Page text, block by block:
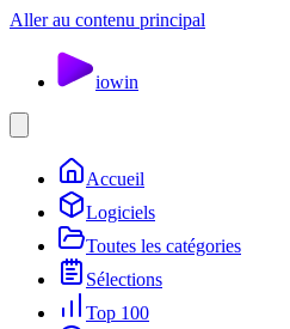
Aller au contenu principal
iowin
Accueil
Logiciels
Toutes les catégories
Sélections
Top 100